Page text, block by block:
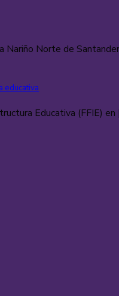
Nariño Norte de
educativa
Educativa (FFIE) en